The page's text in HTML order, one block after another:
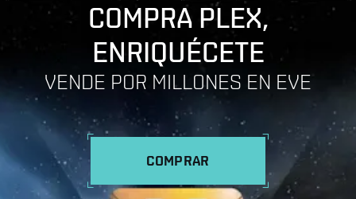
COMPRA PLEX,
ENRIQUÉCETE
VENDE POR MILLONES EN EVE
COMPRAR